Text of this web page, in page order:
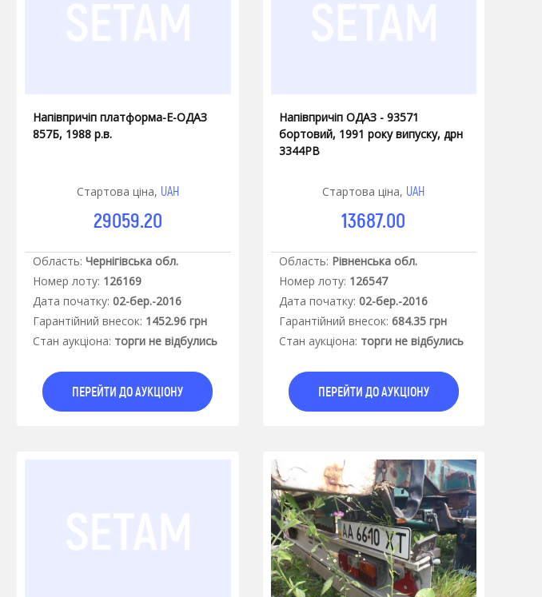
Напівпричіп платформа-Е-ОДАЗ
857Б, 1988 р.в.
Стартова ціна, UAH
29059.20
Область: Чернігівська обл.
Номер лоту: 126169
Дата початку: 02-бер.-2016
Гарантiйний внесок: 1452.96 грн
Стан аукцiона: торги не відбулись
ПЕРЕЙТИ ДО АУКЦІОНУ
Напівпричіп ОДАЗ - 93571
бортовий, 1991 року випуску, дрн
3344РВ
Стартова ціна, UAH
13687.00
Область: Рівненська обл.
Номер лоту: 126547
Дата початку: 02-бер.-2016
Гарантiйний внесок: 684.35 грн
Стан аукцiона: торги не відбулись
ПЕРЕЙТИ ДО АУКЦІОНУ